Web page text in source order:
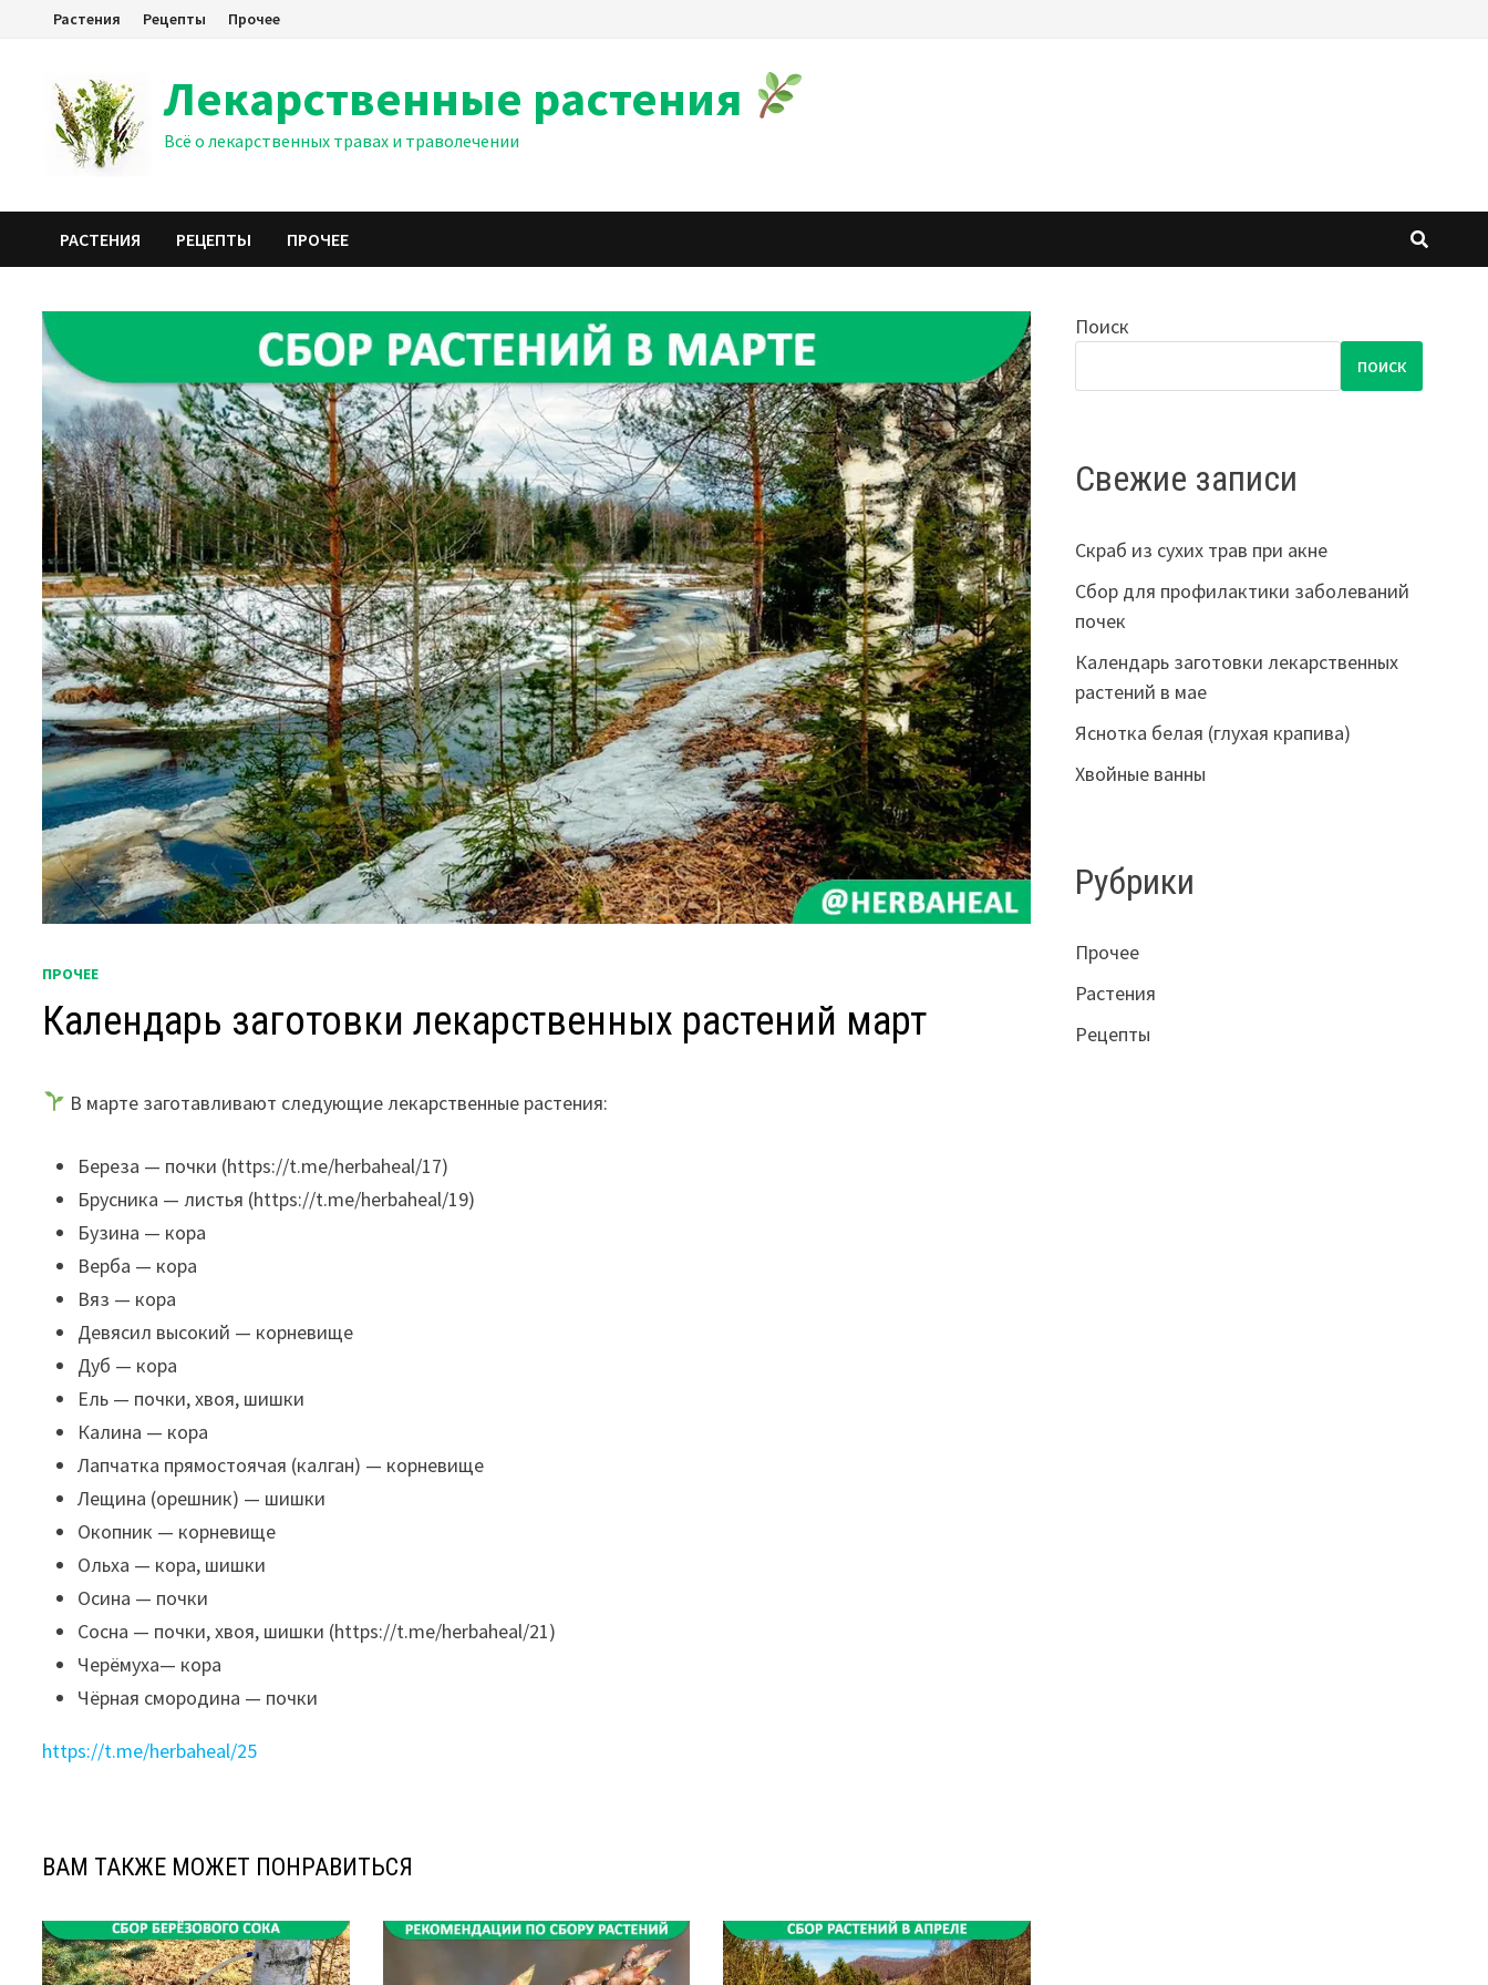
Перейти
содержимому
Растения Рецепты Прочее
Лекарственные растения
Всё о лекарственных травах и траволечении
РАСТЕНИЯ РЕЦЕПТЫ ПРОЧЕЕ
ПРОЧЕЕ
Календарь заготовки лекарственных растений март
В марте заготавливают следующие лекарственные растения:
Береза — почки (https://t.me/herbaheal/17)
Брусника — листья (https://t.me/herbaheal/19)
Бузина — кора
Верба — кора
Вяз — кора
Девясил высокий — корневище
Дуб — кора
Ель — почки, хвоя, шишки
Калина — кора
Лапчатка прямостоячая (калган) — корневище
Лещина (орешник) — шишки
Окопник — корневище
Ольха — кора, шишки
Осина — почки
Сосна — почки, хвоя, шишки (https://t.me/herbaheal/21)
Черёмуха— кора
Чёрная смородина — почки
https://t.me/herbaheal/25
ВАМ ТАКЖЕ МОЖЕТ ПОНРАВИТЬСЯ
Поиск
ПОИСК
Свежие записи
Скраб из сухих трав при акне
Сбор для профилактики заболеваний
почек
Календарь заготовки лекарственных
растений в мае
Яснотка белая (глухая крапива)
Хвойные ванны
Рубрики
Прочее
Растения
Рецепты